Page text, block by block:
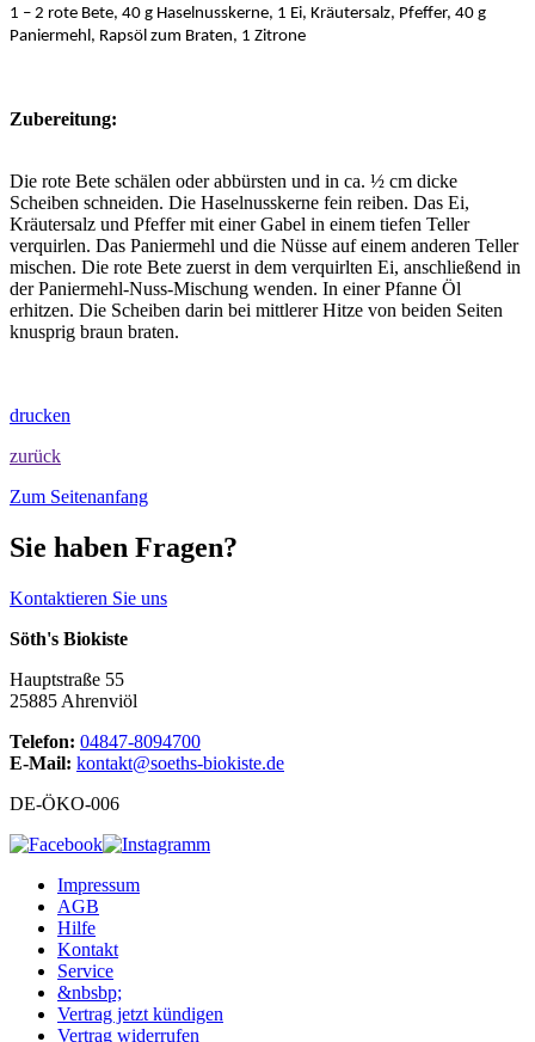
1 – 2 rote Bete, 40 g Haselnusskerne, 1 Ei, Kräutersalz, Pfeffer, 40 g
Paniermehl, Rapsöl zum Braten, 1 Zitrone
Zubereitung:
Die rote Bete schälen oder abbürsten und in ca. ½ cm dicke
Scheiben schneiden. Die Haselnusskerne fein reiben. Das Ei,
Kräutersalz und Pfeffer mit einer Gabel in einem tiefen Teller
verquirlen. Das Paniermehl und die Nüsse auf einem anderen Teller
mischen. Die rote Bete zuerst in dem verquirlten Ei, anschließend in
der Paniermehl-Nuss-Mischung wenden. In einer Pfanne Öl
erhitzen. Die Scheiben darin bei mittlerer Hitze von beiden Seiten
knusprig braun braten.
drucken
zurück
Zum Seitenanfang
Sie haben Fragen?
Kontaktieren Sie uns
Söth's Biokiste
Hauptstraße 55
25885 Ahrenviöl
Telefon: 04847-8094700
E-Mail: kontakt@soeths-biokiste.de
DE-ÖKO-006
Impressum
AGB
Hilfe
Kontakt
Service
&nbsbp;
Vertrag jetzt kündigen
Vertrag widerrufen